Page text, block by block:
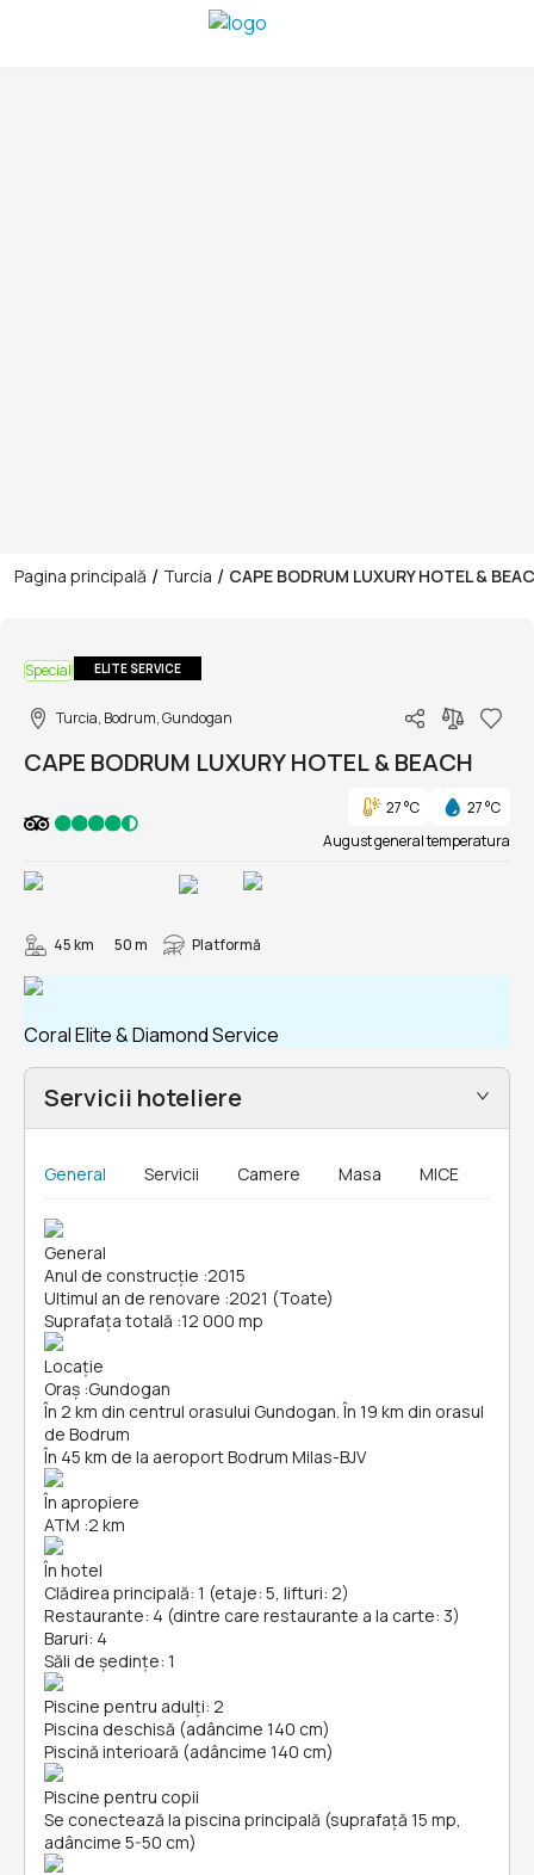
Pagina principală / Turcia / CAPE BODRUM LUXURY HOTEL &
Special ELITE SERVICE
Turcia, Bodrum, Gundogan
CAPE BODRUM LUXURY HOTEL & BEACH
27 °C
27 °C
August general temperatura
45 km 50 m Platformă
Coral Elite & Diamond Service
Servicii hoteliere
General Servicii Camere Masa MICE
General
Anul de construcție :2015
Ultimul an de renovare :2021 (Toate)
Suprafața totală :12 000 mp
Locație
Oraș :Gundogan
În 2 km din centrul orasului Gundogan. În 19 km din orasul
de Bodrum
În 45 km de la aeroport Bodrum Milas-BJV
În apropiere
ATM :2 km
În hotel
Clădirea principală: 1 (etaje: 5, lifturi: 2)
Restaurante: 4 (dintre care restaurante a la carte: 3)
Baruri: 4
Săli de ședințe: 1
Piscine pentru adulți: 2
Piscina deschisă (adâncime 140 cm)
Piscină interioară (adâncime 140 cm)
Piscine pentru copii
Se conectează la piscina principală (suprafață 15 mp,
adâncime 5-50 cm)